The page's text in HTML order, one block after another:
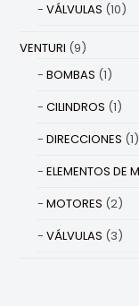
VÁLVULAS (10)
VENTURI (9)
BOMBAS (1)
CILINDROS (1)
DIRECCIONES (1)
ELEMENTOS DE
MOTORES (2)
VÁLVULAS (3)